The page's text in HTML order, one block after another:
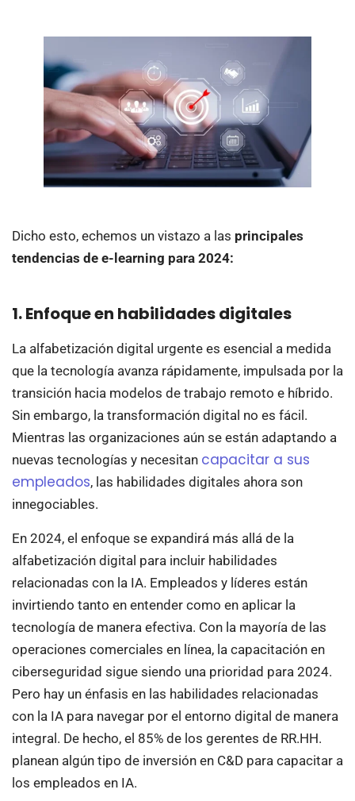
Dicho esto, echemos un vistazo a las principales
tendencias de e-learning para 2024:
1. Enfoque en habilidades digitales
La alfabetización digital urgente es esencial a medida
que la tecnología avanza rápidamente, impulsada por la
transición hacia modelos de trabajo remoto e híbrido.
Sin embargo, la transformación digital no es fácil.
Mientras las organizaciones aún se están adaptando a
nuevas tecnologías y necesitan capacitar a sus
empleados, las habilidades digitales ahora son
innegociables.
En 2024, el enfoque se expandirá más allá de la
alfabetización digital para incluir habilidades
relacionadas con la IA. Empleados y líderes están
invirtiendo tanto en entender como en aplicar la
tecnología de manera efectiva. Con la mayoría de las
operaciones comerciales en línea, la capacitación en
ciberseguridad sigue siendo una prioridad para 2024.
Pero hay un énfasis en las habilidades relacionadas
con la IA para navegar por el entorno digital de manera
integral. De hecho, el 85% de los gerentes de RR.HH.
planean algún tipo de inversión en C&D para capacitar a
los empleados en IA.